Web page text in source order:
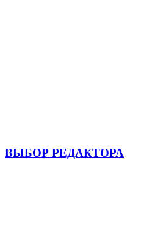
ВЫБОР РЕДАКТОРА